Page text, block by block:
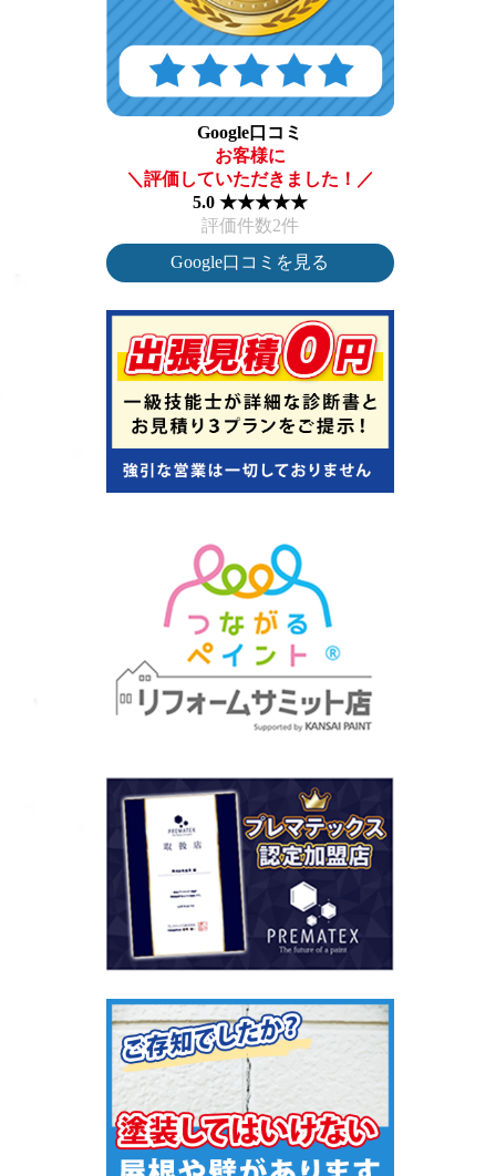
Google口コミ
お客様に
＼評価していただきました！／
5.0 ★★★★★
評価件数2件
Google口コミを見る